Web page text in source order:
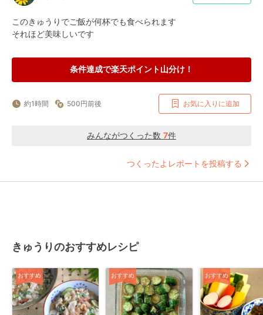
このきゅうりでご飯が何杯でも食べられます
それほど美味しいです
条件達成で楽天ポイント山分け！
約1時間 500円前後 お気に入りに追加
みんながつくった数 7件
つくったよレポートを投稿する
きゅうりのおすすめレシピ
おすすめ おすすめ おすすめ